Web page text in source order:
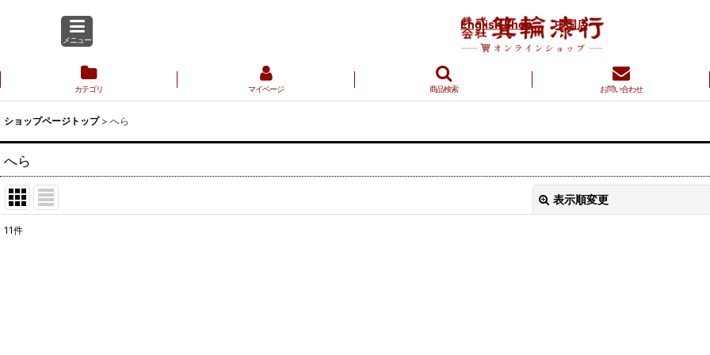
English Shop 中国店
メニュー
カテゴリ マイページ 商品検索 お問い合わせ
ショップページトップ > へら
へら
表示順変更
11件